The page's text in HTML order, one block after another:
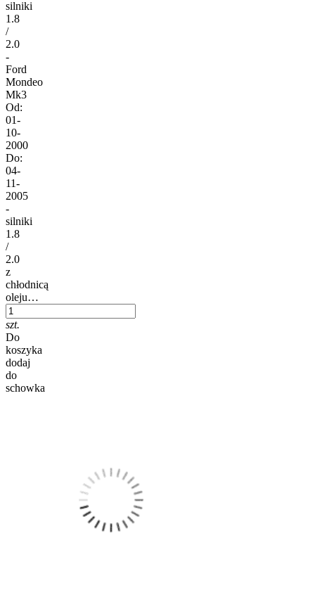
silniki
1.8
/
2.0
-
Ford
Mondeo
Mk3
Od:
01-
10-
2000
Do:
04-
11-
2005
-
silniki
1.8
/
2.0
z
chłodnicą
oleju…
szt.
Do
koszyka
dodaj
do
schowka